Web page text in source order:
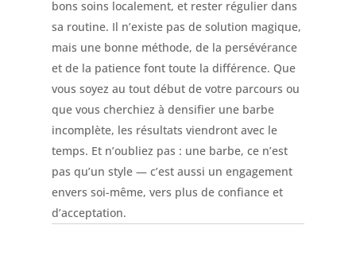
bons soins localement, et rester régulier dans
sa routine. Il n’existe pas de solution magique,
mais une bonne méthode, de la persévérance
et de la patience font toute la différence. Que
vous soyez au tout début de votre parcours ou
que vous cherchiez à densifier une barbe
incomplète, les résultats viendront avec le
temps. Et n’oubliez pas : une barbe, ce n’est
pas qu’un style — c’est aussi un engagement
envers soi-même, vers plus de confiance et
d’acceptation.